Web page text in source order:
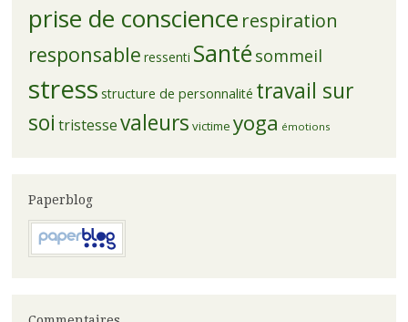
prise de conscience respiration
responsable ressenti Santésommeil
stress structure de personnalité travail sur
soi tristessevaleurs victime yoga émotions
Paperblog